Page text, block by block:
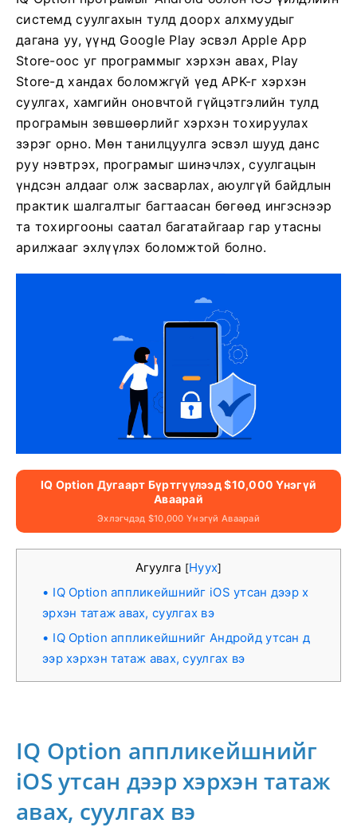
системд суулгахын тулд доорх алхмуудыг
дагана уу, үүнд Google Play эсвэл Apple App
Store-оос уг программыг хэрхэн авах, Play
Store-д хандах боломжгүй үед APK-г хэрхэн
суулгах, хамгийн оновчтой гүйцэтгэлийн тулд
програмын зөвшөөрлийг хэрхэн тохируулах
зэрэг орно. Мөн танилцуулга эсвэл шууд данс
руу нэвтрэх, програмыг шинэчлэх, суулгацын
үндсэн алдааг олж засварлах, аюулгүй байдлын
практик шалгалтыг багтаасан бөгөөд ингэснээр
та тохиргооны саатал багатайгаар гар утасны
арилжааг эхлүүлэх боломжтой болно.
IQ Option Дугаарт Бүртгүүлээд $10,000 Үнэгүй
Аваарай
Эхлэгчдэд $10,000 Үнэгүй Аваарай
Агуулга [Нуух]
IQ Option аппликейшнийг iOS утсан дээр х
эрхэн татаж авах, суулгах вэ
IQ Option аппликейшнийг Андройд утсан д
ээр хэрхэн татаж авах, суулгах вэ
IQ Option аппликейшнийг
iOS утсан дээр хэрхэн татаж
авах, суулгах вэ